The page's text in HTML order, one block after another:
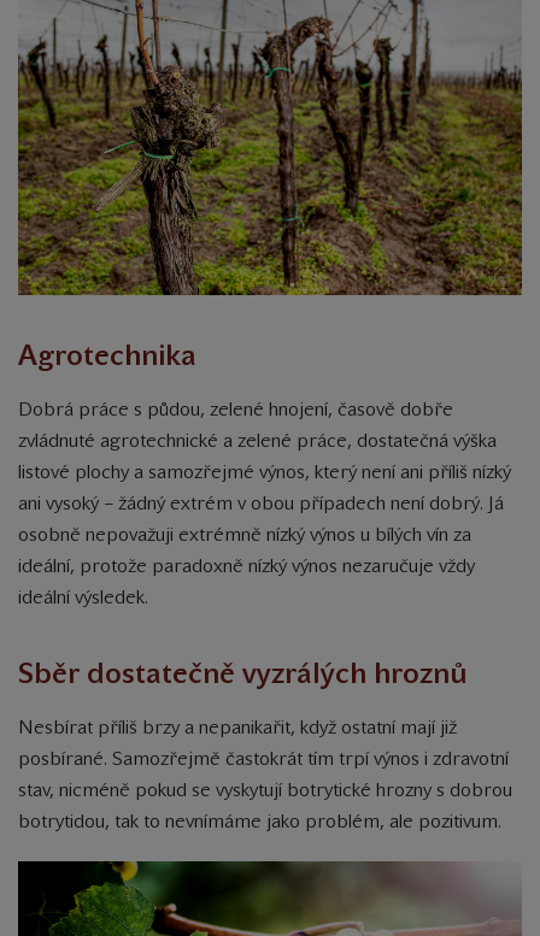
Agrotechnika
Dobrá práce s půdou, zelené hnojení, časově dobře
zvládnuté agrotechnické a zelené práce, dostatečná výška
listové plochy a samozřejmé výnos, který není ani příliš nízký
ani vysoký – žádný extrém v obou případech není dobrý. Já
osobně nepovažuji extrémně nízký výnos u bílých vín za
ideální, protože paradoxně nízký výnos nezaručuje vždy
ideální výsledek.
Sběr dostatečně vyzrálých hroznů
Nesbírat příliš brzy a nepanikařit, když ostatní mají již
posbírané. Samozřejmě častokrát tím trpí výnos i zdravotní
stav, nicméně pokud se vyskytují botrytické hrozny s dobrou
botrytidou, tak to nevnímáme jako problém, ale pozitivum.